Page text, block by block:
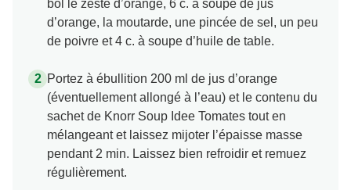
bol le zeste d’orange, 6 c. à soupe de jus
d’orange, la moutarde, une pincée de sel, un peu
de poivre et 4 c. à soupe d’huile de table.
Portez à ébullition 200 ml de jus d’orange
(éventuellement allongé à l’eau) et le contenu du
sachet de Knorr Soup Idee Tomates tout en
mélangeant et laissez mijoter l’épaisse masse
pendant 2 min. Laissez bien refroidir et remuez
régulièrement.